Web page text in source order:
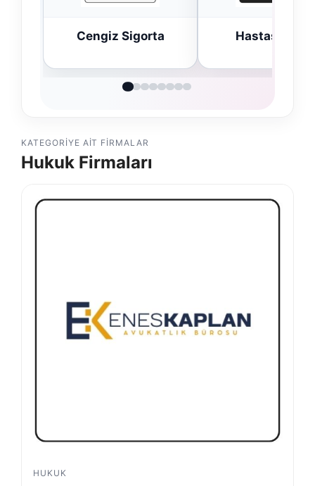
Hastaş Beton
Bulkoon
KATEGORIYE AIT FIRMALAR
Hukuk Firmaları
HUKUK